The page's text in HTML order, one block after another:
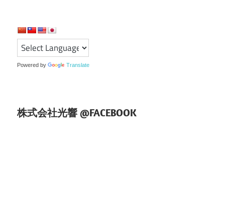
シ
ョ
ン
Powered by Translate
株式会社光響 @FACEBOOK